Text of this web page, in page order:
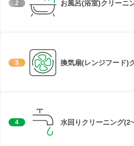
2 お風呂(浴室)クリーニ
3 換気扇(レンジフード)
4 水回りクリーニング